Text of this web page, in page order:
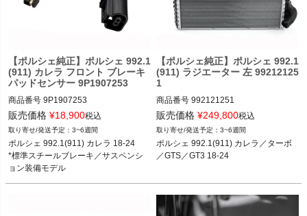
【ポルシェ純正】ポルシェ 992.1
(911) カレラ フロント ブレーキ
パッドセンサー 9P1907253
商品番号 9P1907253
ポルシェ 992.1(911) カレラ／カレラS
／カレラ4／カレラ4S 18-24
*標準スチールブレーキ／サスペンシ
ョン装備モデル
販売価格 ¥18,900税込
3~6週間
ポルシェ 992.1(911) カレラ 18-24
*標準スチールブレーキ／サスペンシ
ョン装備モデル
【ポルシェ純正】ポルシェ 992.1
(911) ラジエーター 左 99212125
1
商品番号 992121251
ポルシェ 992.1(911) カレラ／カレラS
／カレラ4／カレラ4S／ターボ／ター
ボS／GTS／GT3 18-24
販売価格 ¥249,800税込
3~6週間
ポルシェ 992.1(911) カレラ／ターボ
／GTS／GT3 18-24